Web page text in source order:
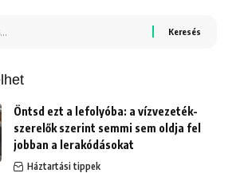
Öntsd ezt a lefolyóba: a vízvezeték-
szerelők szerint semmi sem oldja fel
jobban a lerakódásokat
Háztartási tippek